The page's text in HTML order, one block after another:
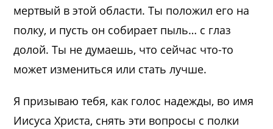
мертвый в этой области. Ты положил его на
полку, и пусть он собирает пыль… с глаз
долой. Ты не думаешь, что сейчас что-то
может измениться или стать лучше.
Я призываю тебя, как голос надежды, во имя
Иисуса Христа, снять эти вопросы с полки